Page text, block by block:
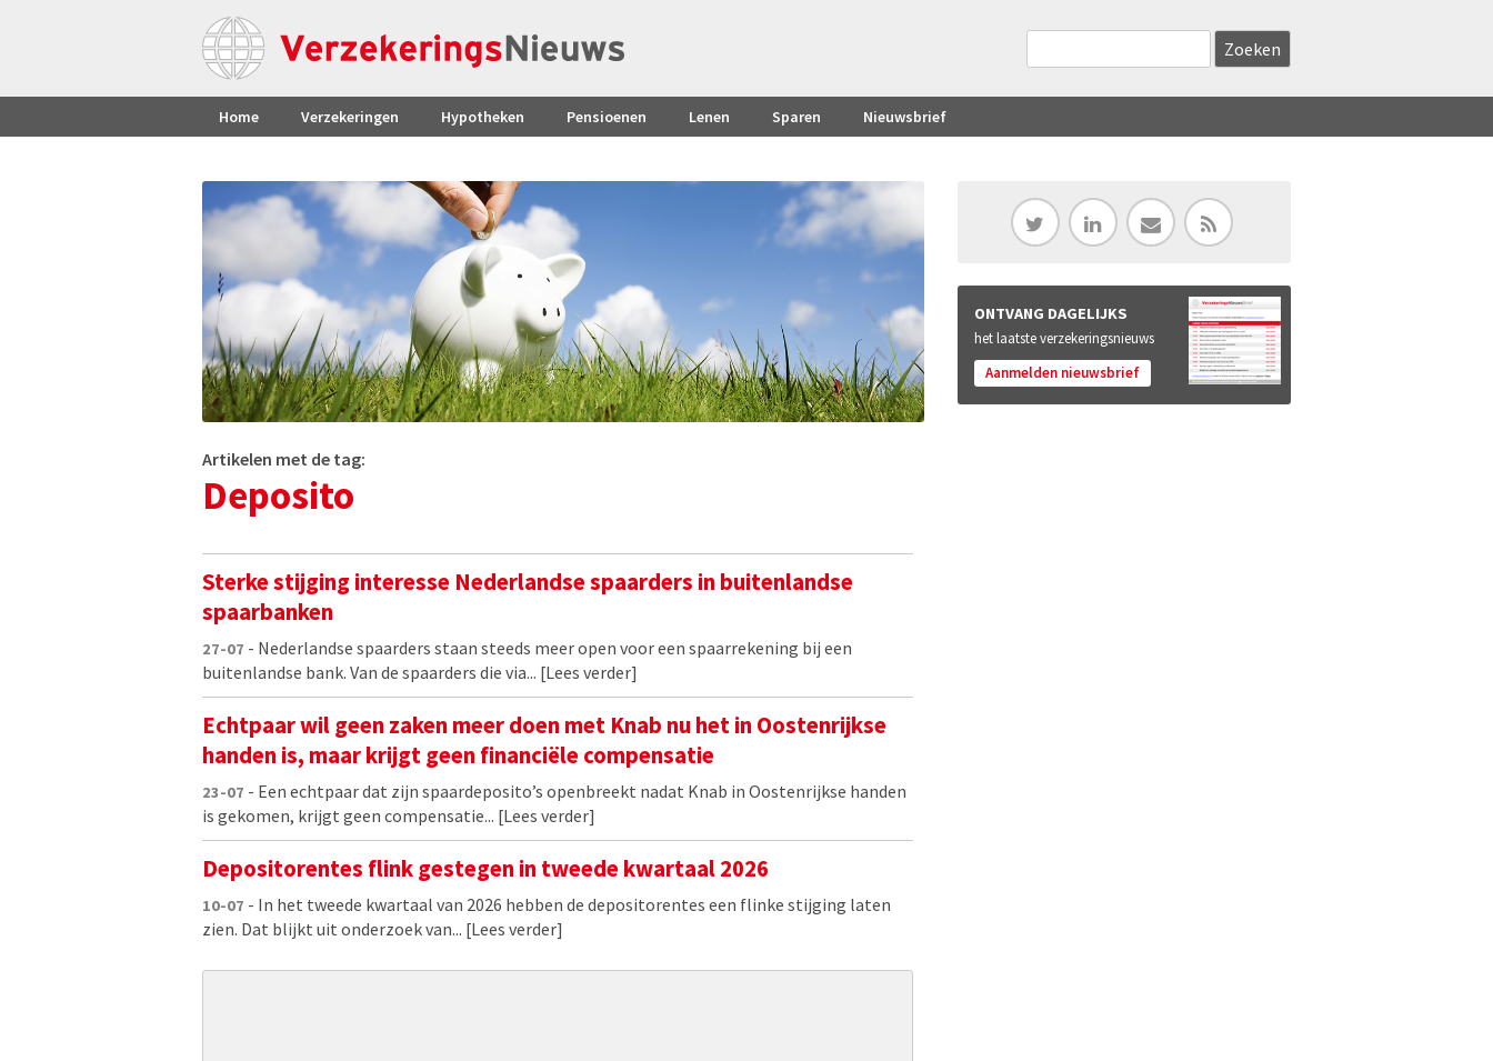
Home Verzekeringen Hypotheken Pensioenen Lenen Sparen Nieuwsbrief
Artikelen met de tag:
Deposito
Sterke stijging interesse Nederlandse spaarders in buitenlandse
spaarbanken
27-07 - Nederlandse spaarders staan steeds meer open voor een spaarrekening bij een
buitenlandse bank. Van de spaarders die via... [Lees verder]
Echtpaar wil geen zaken meer doen met Knab nu het in Oostenrijkse
handen is, maar krijgt geen financiële compensatie
23-07 - Een echtpaar dat zijn spaardeposito’s openbreekt nadat Knab in Oostenrijkse handen
is gekomen, krijgt geen compensatie... [Lees verder]
Depositorentes flink gestegen in tweede kwartaal 2026
10-07 - In het tweede kwartaal van 2026 hebben de depositorentes een flinke stijging laten
zien. Dat blijkt uit onderzoek van... [Lees verder]
ONTVANG DAGELIJKS
het laatste verzekeringsnieuws
Aanmelden nieuwsbrief